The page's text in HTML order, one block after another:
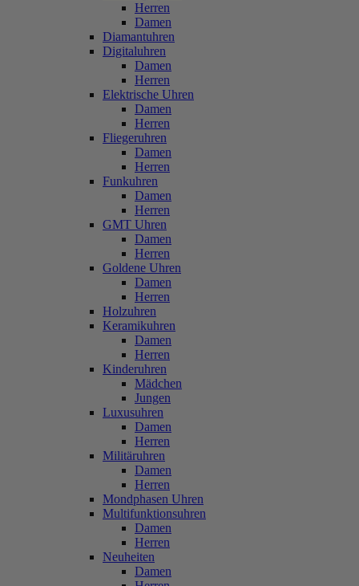
Herren
Damen
Diamantuhren
Digitaluhren
Damen
Herren
Elektrische Uhren
Damen
Herren
Fliegeruhren
Damen
Herren
Funkuhren
Damen
Herren
GMT Uhren
Damen
Herren
Goldene Uhren
Damen
Herren
Holzuhren
Keramikuhren
Damen
Herren
Kinderuhren
Mädchen
Jungen
Luxusuhren
Damen
Herren
Militäruhren
Damen
Herren
Mondphasen Uhren
Multifunktionsuhren
Damen
Herren
Neuheiten
Damen